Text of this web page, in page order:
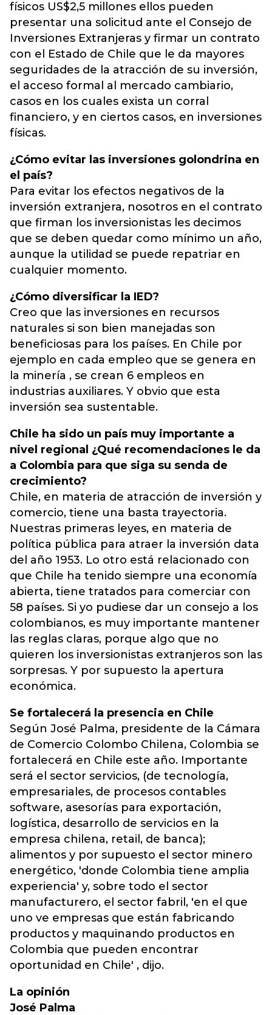
físicos US$2,5 millones ellos pueden
presentar una solicitud ante el Consejo de
Inversiones Extranjeras y firmar un contrato
con el Estado de Chile que le da mayores
seguridades de la atracción de su inversión,
el acceso formal al mercado cambiario,
casos en los cuales exista un corral
financiero, y en ciertos casos, en inversiones
físicas.
¿Cómo evitar las inversiones golondrina en
el país?
Para evitar los efectos negativos de la
inversión extranjera, nosotros en el contrato
que firman los inversionistas les decimos
que se deben quedar como mínimo un año,
aunque la utilidad se puede repatriar en
cualquier momento.
¿Cómo diversificar la IED?
Creo que las inversiones en recursos
naturales si son bien manejadas son
beneficiosas para los países. En Chile por
ejemplo en cada empleo que se genera en
la minería , se crean 6 empleos en
industrias auxiliares. Y obvio que esta
inversión sea sustentable.
Chile ha sido un país muy importante a
nivel regional ¿Qué recomendaciones le da
a Colombia para que siga su senda de
crecimiento?
Chile, en materia de atracción de inversión y
comercio, tiene una basta trayectoria.
Nuestras primeras leyes, en materia de
política pública para atraer la inversión data
del año 1953. Lo otro está relacionado con
que Chile ha tenido siempre una economía
abierta, tiene tratados para comerciar con
58 países. Si yo pudiese dar un consejo a los
colombianos, es muy importante mantener
las reglas claras, porque algo que no
quieren los inversionistas extranjeros son las
sorpresas. Y por supuesto la apertura
económica.
Se fortalecerá la presencia en Chile
Según José Palma, presidente de la Cámara
de Comercio Colombo Chilena, Colombia se
fortalecerá en Chile este año. Importante
será el sector servicios, (de tecnología,
empresariales, de procesos contables
software, asesorías para exportación,
logística, desarrollo de servicios en la
empresa chilena, retail, de banca);
alimentos y por supuesto el sector minero
energético, 'donde Colombia tiene amplia
experiencia' y, sobre todo el sector
manufacturero, el sector fabril, 'en el que
uno ve empresas que están fabricando
productos y maquinando productos en
Colombia que pueden encontrar
oportunidad en Chile' , dijo.
La opinión
José Palma